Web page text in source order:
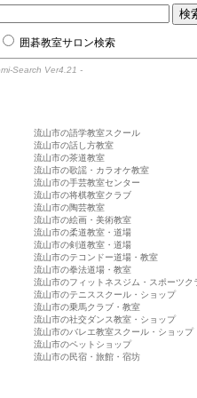
囲碁教室サロン検索
Search Ver4.21 -
流山市の語学教室スクール
流山市の話し方教室
流山市の茶道教室
流山市の歌謡・カラオケ教室
流山市の手芸教室センター
流山市の将棋教室クラブ
流山市の陶芸教室
流山市の絵画・美術教室
流山市の柔道教室・道場
流山市の剣道教室・道場
流山市のテコンドー道場・教室
流山市の拳法道場・教室
流山市のフィットネスジム・スポーツク
流山市のテニススクール・ショップ
流山市の乗馬クラブ・教室
流山市の社交ダンス教室・ショップ
流山市のバレエ教室スクール・ショップ
流山市のペットショップ
流山市の民宿・旅館・宿坊